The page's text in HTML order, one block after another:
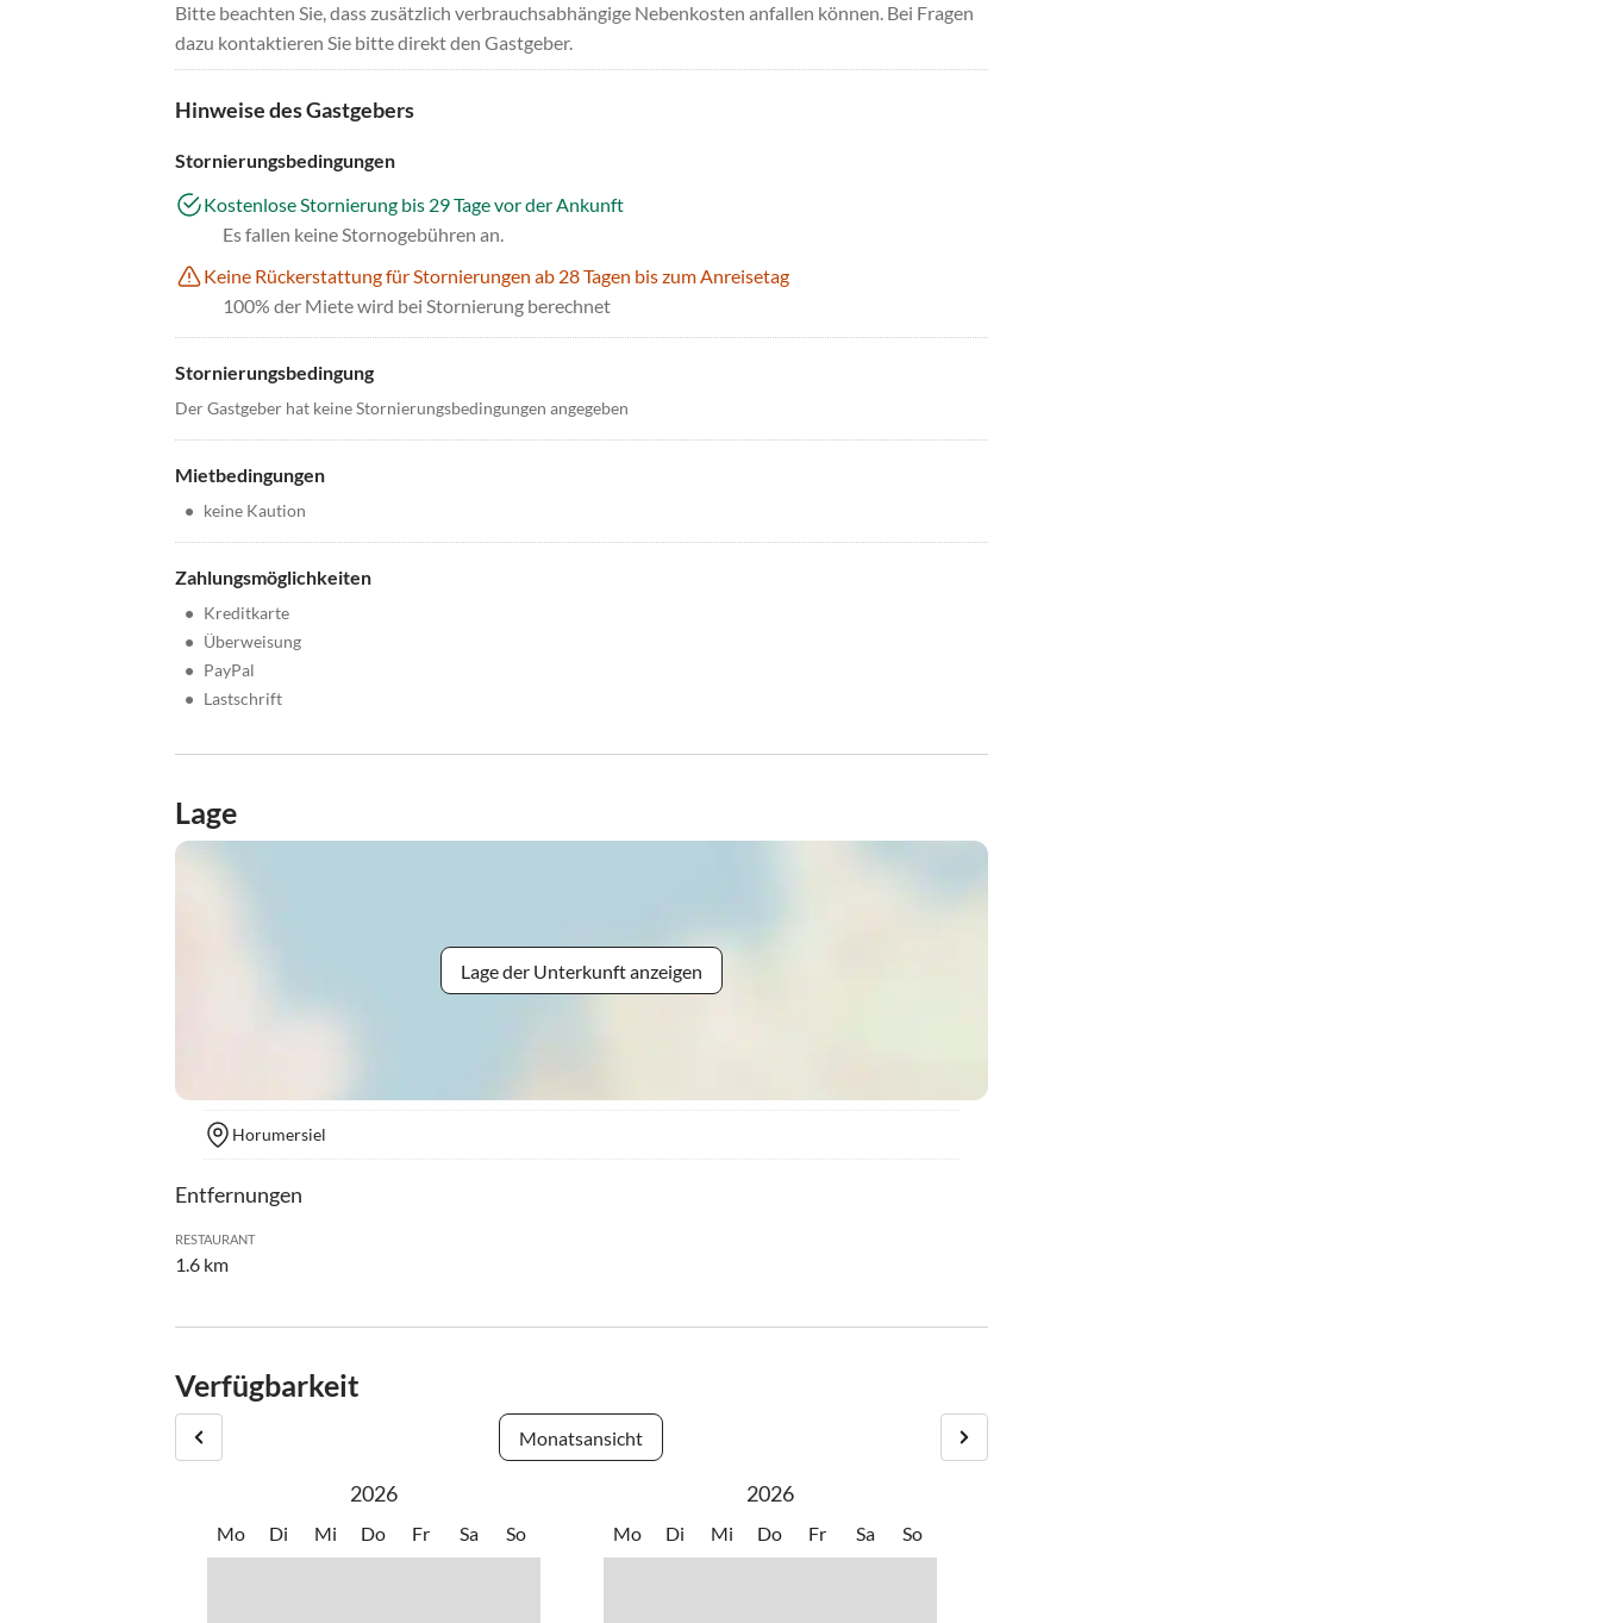
Bitte beachten Sie, dass zusätzlich verbrauchsabhängige Nebenkosten anfallen können. Bei Fragen
dazu kontaktieren Sie bitte direkt den Gastgeber.
Hinweise des Gastgebers
Stornierungsbedingungen
Kostenlose Stornierung bis 29 Tage vor der Ankunft
Es fallen keine Stornogebühren an.
Keine Rückerstattung für Stornierungen ab 28 Tagen bis zum Anreisetag
100% der Miete wird bei Stornierung berechnet
Stornierungsbedingung
Der Gastgeber hat keine Stornierungsbedingungen angegeben
Mietbedingungen
• keine Kaution
Zahlungsmöglichkeiten
• Kreditkarte
• Überweisung
• PayPal
• Lastschrift
Lage
Lage der Unterkunft anzeigen
Horumersiel
Entfernungen
RESTAURANT
1.6 km
Verfügbarkeit
Monatsansicht
2026
Mo Di Mi Do Fr Sa So
2026
Mo Di Mi Do Fr Sa So